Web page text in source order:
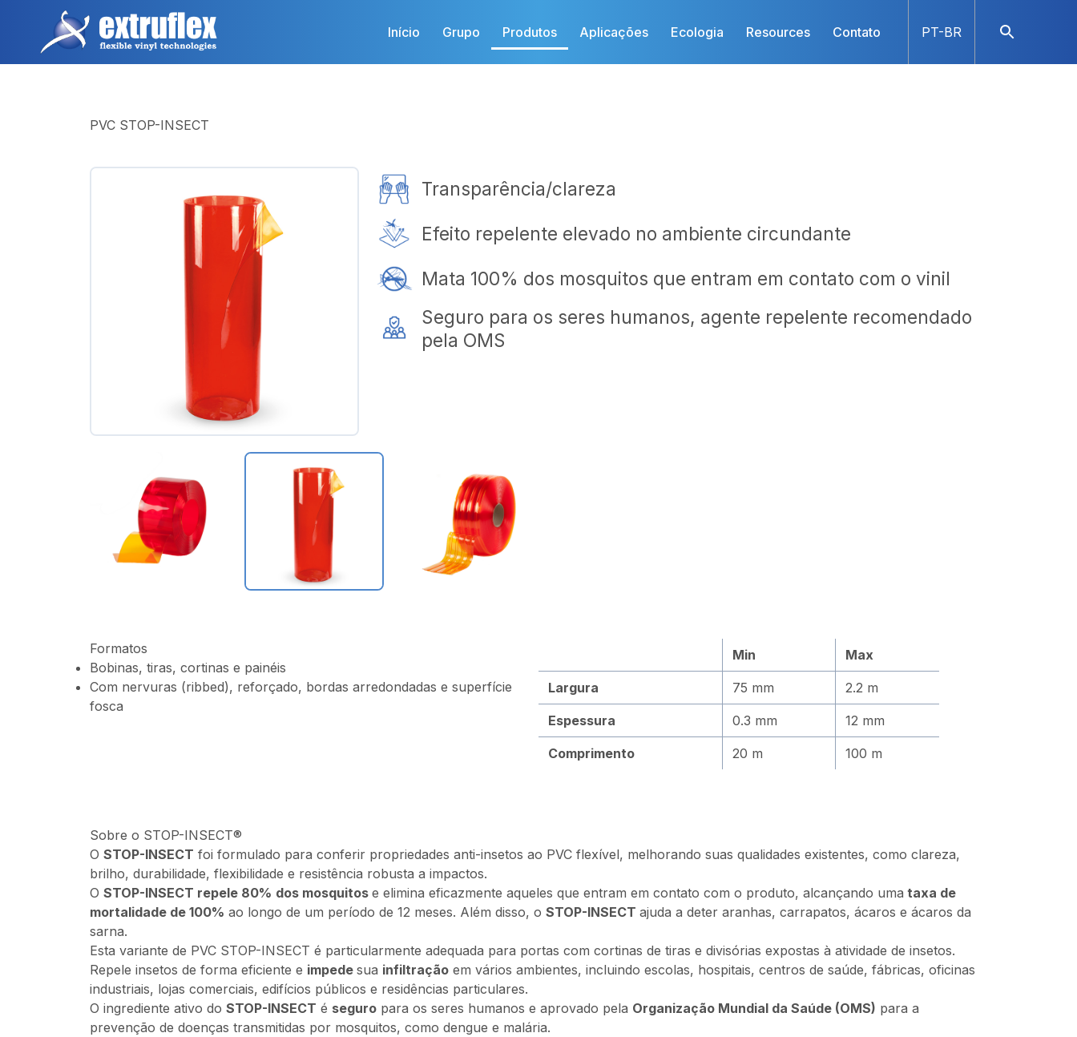
conteúdo
Início Grupo Produtos Aplicações Ecologia Resources Contato PT-BR
PVC STOP-INSECT
Transparência/clareza
Efeito repelente elevado no ambiente circundante
Mata 100% dos mosquitos que entram em contato com o vinil
Seguro para os seres humanos, agente repelente recomendado
pela OMS
Formatos
Bobinas, tiras, cortinas e painéis
Com nervuras (ribbed), reforçado, bordas arredondadas e superfície
fosca
Min Max
Largura 75 mm 2.2 m
Espessura 0.3 mm 12 mm
Comprimento 20 m 100 m
Sobre o STOP-INSECT®
O STOP-INSECT foi formulado para conferir propriedades anti-insetos ao PVC flexível, melhorando suas qualidades existentes, como clareza,
brilho, durabilidade, flexibilidade e resistência robusta a impactos.
O STOP-INSECT repele 80% dos mosquitos e elimina eficazmente aqueles que entram em contato com o produto, alcançando uma taxa de
mortalidade de 100% ao longo de um período de 12 meses. Além disso, o STOP-INSECT ajuda a deter aranhas, carrapatos, ácaros e ácaros da
sarna.
Esta variante de PVC STOP-INSECT é particularmente adequada para portas com cortinas de tiras e divisórias expostas à atividade de insetos.
Repele insetos de forma eficiente e impede sua infiltração em vários ambientes, incluindo escolas, hospitais, centros de saúde, fábricas, oficinas
industriais, lojas comerciais, edifícios públicos e residências particulares.
O ingrediente ativo do STOP-INSECT é seguro para os seres humanos e aprovado pela Organização Mundial da Saúde (OMS) para a
prevenção de doenças transmitidas por mosquitos, como dengue e malária.